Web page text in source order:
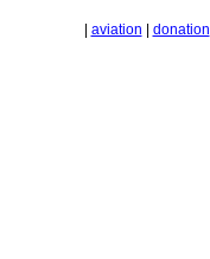
aviation donation